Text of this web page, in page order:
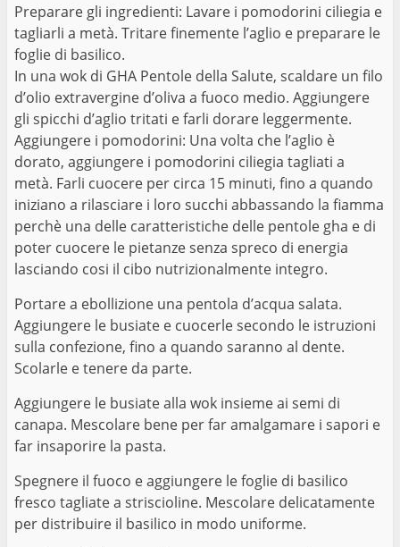
Preparare gli ingredienti: Lavare i pomodorini ciliegia e
tagliarli a metà. Tritare finemente l’aglio e preparare le
foglie di basilico.
In una wok di GHA Pentole della Salute, scaldare un filo
d’olio extravergine d’oliva a fuoco medio. Aggiungere
gli spicchi d’aglio tritati e farli dorare leggermente.
Aggiungere i pomodorini: Una volta che l’aglio è
dorato, aggiungere i pomodorini ciliegia tagliati a
metà. Farli cuocere per circa 15 minuti, fino a quando
iniziano a rilasciare i loro succhi abbassando la fiamma
perchè una delle caratteristiche delle pentole gha e di
poter cuocere le pietanze senza spreco di energia
lasciando cosi il cibo nutrizionalmente integro.
Portare a ebollizione una pentola d’acqua salata.
Aggiungere le busiate e cuocerle secondo le istruzioni
sulla confezione, fino a quando saranno al dente.
Scolarle e tenere da parte.
Aggiungere le busiate alla wok insieme ai semi di
canapa. Mescolare bene per far amalgamare i sapori e
far insaporire la pasta.
Spegnere il fuoco e aggiungere le foglie di basilico
fresco tagliate a striscioline. Mescolare delicatamente
per distribuire il basilico in modo uniforme.